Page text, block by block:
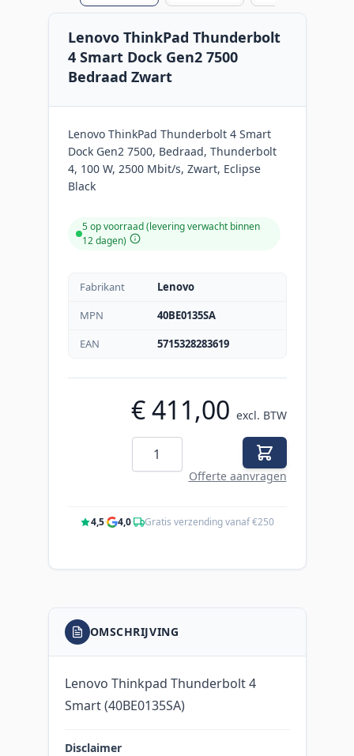
Lenovo ThinkPad Thunderbolt
4 Smart Dock Gen2 7500
Bedraad Zwart
Lenovo ThinkPad Thunderbolt 4 Smart
Dock Gen2 7500, Bedraad, Thunderbolt
4, 100 W, 2500 Mbit/s, Zwart, Eclipse
Black
5 op voorraad (levering verwacht binnen
12 dagen)
Fabrikant
Lenovo
MPN
40BE0135SA
EAN
5715328283619
€ 411,00 excl. BTW
Aantal
Offerte aanvragen
4,5· 4,0· Gratis verzending vanaf €250
OMSCHRIJVING
Lenovo Thinkpad Thunderbolt 4
Smart (40BE0135SA)
Disclaimer